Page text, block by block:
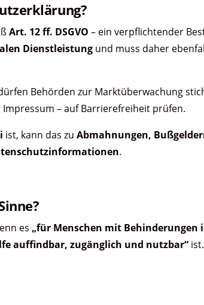
Art. 12 ff. DSGVO – ein verpflichtender
Dienstleistung und muss daher
Behörden zur Marktüberwachung
– auf Barrierefreiheit prüfen.
ist, kann das zu Abmahnungen,
.
es „für Menschen mit Behinderungen
auffindbar, zugänglich und nutzbar“ ist.